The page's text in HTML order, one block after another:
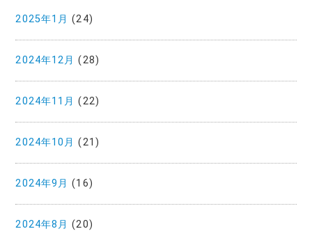
2025年1月 (24)
2024年12月 (28)
2024年11月 (22)
2024年10月 (21)
2024年9月 (16)
2024年8月 (20)